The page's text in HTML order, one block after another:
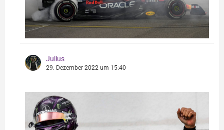
Julius
29. Dezember 2022 um 15:40